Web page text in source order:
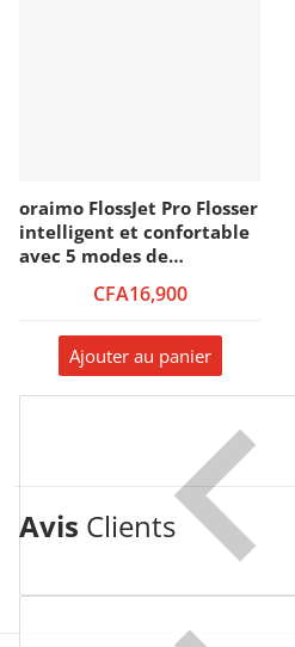
oraimo FlossJet Pro Flosser
intelligent et confortable
avec 5 modes de
CFA16,900
Ajouter au panier
Avis Clients